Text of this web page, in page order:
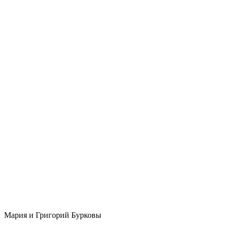
Мария и Григорий Бурковы